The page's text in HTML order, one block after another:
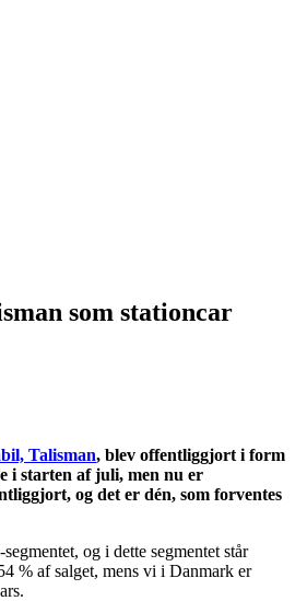
som stationcar
Talisman, blev offentliggjort i form
i starten af juli, men nu er
og det er dén, som forventes
og i dette segmentet står
% af salget, mens vi i Danmark er